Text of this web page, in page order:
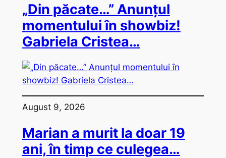
„Din păcate…” Anunțul
momentului în showbiz!
Gabriela Cristea…
August 9, 2026
Marian a murit la doar 19
ani, în timp ce culegea…